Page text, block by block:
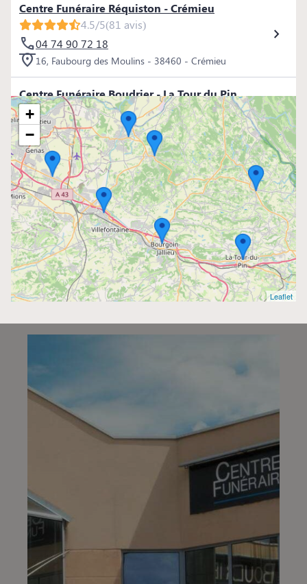
Centre Funéraire Réquiston - Crémieu
4.5/5(81 avis)
04 74 90 72 18
16, Faubourg des Moulins - 38460 - Crémieu
Centre Funéraire Boudrier - La Tour du Pin
4.5/5(98 avis)
04 74 97 80 80
16, Rue Jean Ferrand - 38110 - La Tour-du-Pin
Centre Funéraire Boudrier - La Verpillère
4.8/5(98 avis)
04 81 61 04 20
695, Rue de la République - 38290 - La Verpillière
Centre Funéraire Boudrier - Bourgoin-Jallieu
4.6/5(442 avis)
04 74 28 22 44
+
−
Leaflet